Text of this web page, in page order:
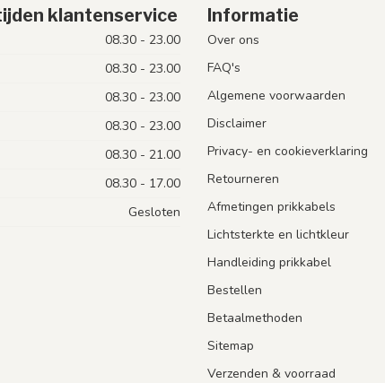
klantenservice
08.30 - 23.00
08.30 - 23.00
08.30 - 23.00
08.30 - 23.00
08.30 - 21.00
08.30 - 17.00
Gesloten
Informatie
Over ons
FAQ's
Algemene voorwaarden
Disclaimer
Privacy- en cookieverklaring
Retourneren
Afmetingen prikkabels
Lichtsterkte en lichtkleur
Handleiding prikkabel
Bestellen
Betaalmethoden
Sitemap
Verzenden & voorraad